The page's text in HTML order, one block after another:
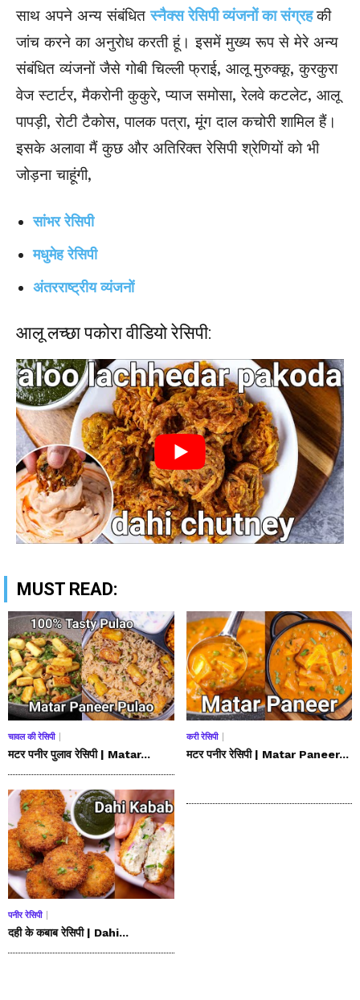
साथ अपने अन्य संबंधितस्नैक्स रेसिपी व्यंजनों का संग्रहकी
जांच करने का अनुरोध करती हूं। इसमें मुख्य रूप से मेरे अन्य
संबंधित व्यंजनों जैसे गोबी चिल्ली फ्राई, आलूमुरुक्कू, कुरकुरा
वेज स्टार्टर, मैकरोनी कुकुरे, प्याज समोसा, रेलवे कटलेट, आलू
पापड़ी, रोटी टैकोस, पालक पत्रा, मूंगदाल कचोरी शामिल हैं।
इसके अलावा मैं कुछ और अतिरिक्त रेसिपी श्रेणियों को भी
जोड़ना चाहूंगी,
सांभर रेसिपी
मधुमेह रेसिपी
अंतरराष्ट्रीय व्यंजनों
आलू लच्छा पकोरा वीडियो रेसिपी:
MUST READ:
चावल की रेसिपी
मटर पनीर पुलाव रेसिपी | Matar...
करी रेसिपी
मटर पनीर रेसिपी | Matar Paneer...
पनीर रेसिपी
दही के कबाब रेसिपी | Dahi...